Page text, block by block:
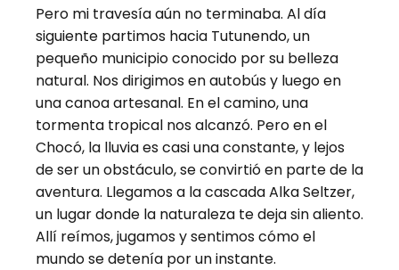
Pero mi travesía aún no terminaba. Al día
siguiente partimos hacia Tutunendo, un
pequeño municipio conocido por su belleza
natural. Nos dirigimos en autobús y luego en
una canoa artesanal. En el camino, una
tormenta tropical nos alcanzó. Pero en el
Chocó, la lluvia es casi una constante, y lejos
de ser un obstáculo, se convirtió en parte de la
aventura. Llegamos a la cascada Alka Seltzer,
un lugar donde la naturaleza te deja sin aliento.
Allí reímos, jugamos y sentimos cómo el
mundo se detenía por un instante.